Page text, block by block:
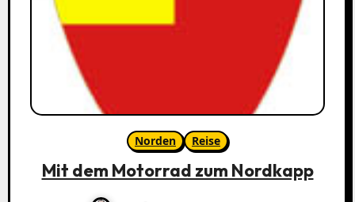
Norden Reise
Mit dem Motorrad zum Nordkapp